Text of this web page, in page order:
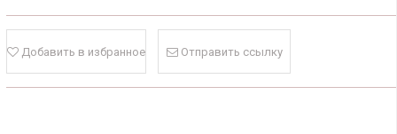
Добавить в избранное Отправить ссылку